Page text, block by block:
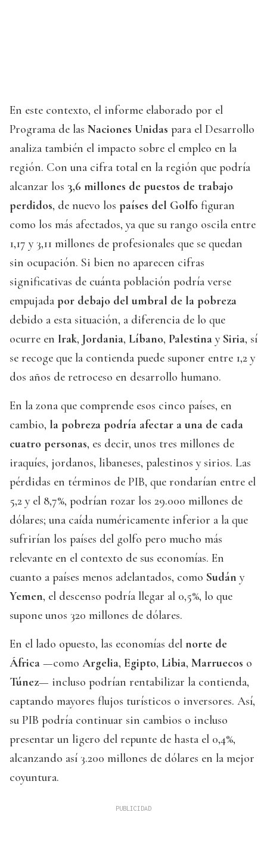
En este contexto, el informe elaborado por el
Programa de las Naciones Unidas para el Desarrollo
analiza también el impacto sobre el empleo en la
región. Con una cifra total en la región que podría
alcanzar los 3,6 millones de puestos de trabajo
perdidos, de nuevo los países del Golfo figuran
como los más afectados, ya que su rango oscila entre
1,17 y 3,11 millones de profesionales que se quedan
sin ocupación. Si bien no aparecen cifras
significativas de cuánta población podría verse
empujada por debajo del umbral de la pobreza
debido a esta situación, a diferencia de lo que
ocurre en Irak, Jordania, Líbano, Palestina y Siria, sí
se recoge que la contienda puede suponer entre 1,2 y
dos años de retroceso en desarrollo humano.
En la zona que comprende esos cinco países, en
cambio, la pobreza podría afectar a una de cada
cuatro personas, es decir, unos tres millones de
iraquíes, jordanos, libaneses, palestinos y sirios. Las
pérdidas en términos de PIB, que rondarían entre el
5,2 y el 8,7%, podrían rozar los 29.000 millones de
dólares; una caída numéricamente inferior a la que
sufrirían los países del golfo pero mucho más
relevante en el contexto de sus economías. En
cuanto a países menos adelantados, como Sudán y
Yemen, el descenso podría llegar al 0,5%, lo que
supone unos 320 millones de dólares.
En el lado opuesto, las economías del norte de
África —como Argelia, Egipto, Libia, Marruecos o
Túnez— incluso podrían rentabilizar la contienda,
captando mayores flujos turísticos o inversores. Así,
su PIB podría continuar sin cambios o incluso
presentar un ligero del repunte de hasta el 0,4%,
alcanzando así 3.200 millones de dólares en la mejor
coyuntura.